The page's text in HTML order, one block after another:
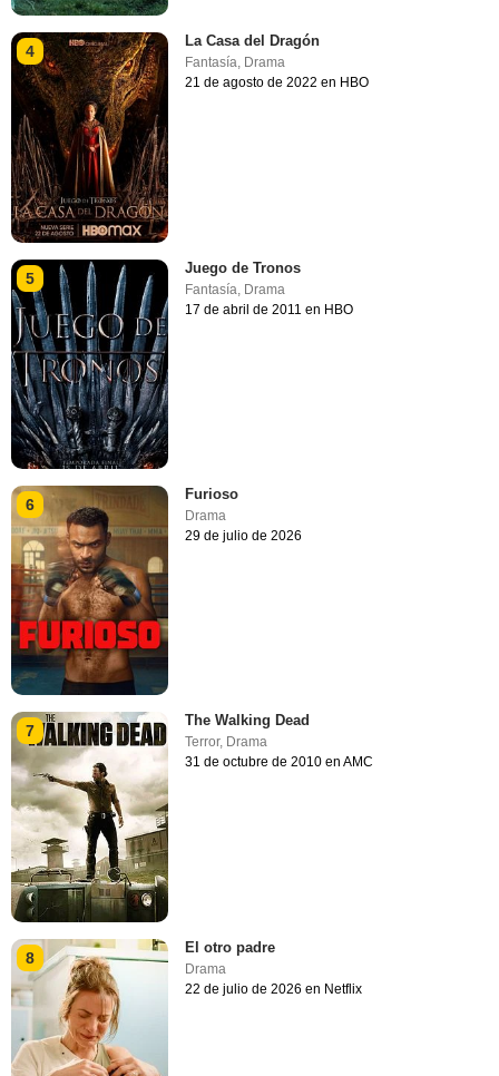
4
La Casa del Dragón
Fantasía, Drama
21 de agosto de 2022 en HBO
5
Juego de Tronos
Fantasía Drama
17 de abril de 2011 en HBO
6
Furioso
Drama
29 de julio de 2026
7
The Walking Dead
Terror, Drama
31 de octubre de 2010 en AMC
8
El otro padre
Drama
22 de julio de 2026 en Netflix